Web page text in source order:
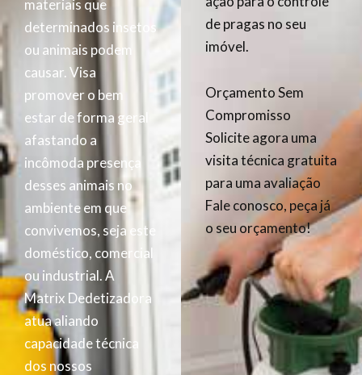
materiais que
determinados insetos
ou animais podem
causar. Visa
promover o bem
estar de forma geral
afastando a
incômoda presença
desses animais no
ambiente em que
convivemos, seja este
doméstico, comercial
ou industrial. A
Matrix Dedetizadora
atua aliando
capacidade técnica
dos nossos
de pragas no seu
imóvel.
Orçamento Sem
Compromisso
Solicite agora uma
visita técnica gratuita
para uma avaliação
Fale conosco, peça já
o seu orçamento!